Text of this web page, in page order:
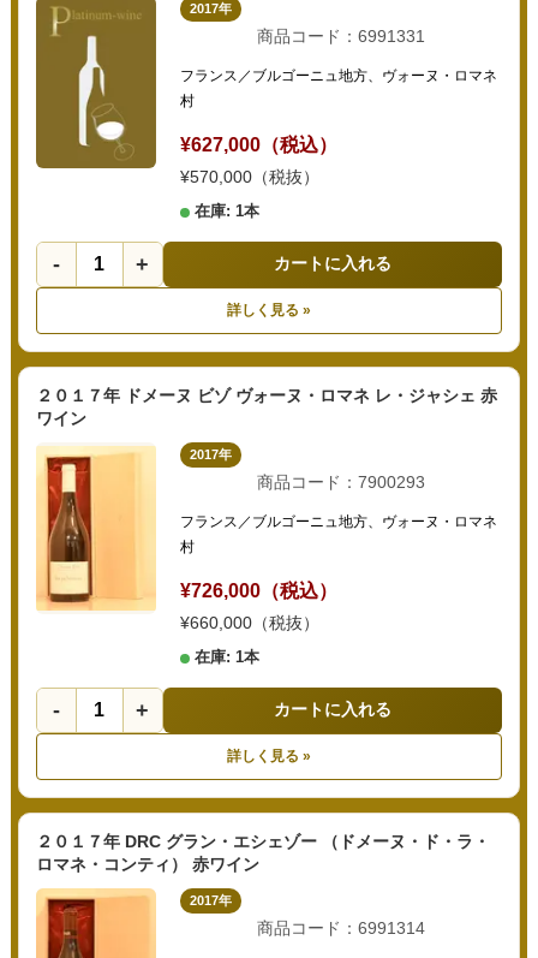
2017年
商品コード：6991331
フランス／ブルゴーニュ地方、ヴォーヌ・ロマネ
村
¥627,000（税込）
¥570,000（税抜）
在庫: 1本
- + カートに入れる
詳しく見る »
２０１７年 ドメーヌ ビゾ ヴォーヌ・ロマネ レ・ジャシェ 赤
ワイン
2017年
商品コード：7900293
フランス／ブルゴーニュ地方、ヴォーヌ・ロマネ
村
¥726,000（税込）
¥660,000（税抜）
在庫: 1本
- + カートに入れる
詳しく見る »
２０１７年 DRC グラン・エシェゾー （ドメーヌ・ド・ラ・
ロマネ・コンティ） 赤ワイン
2017年
商品コード：6991314